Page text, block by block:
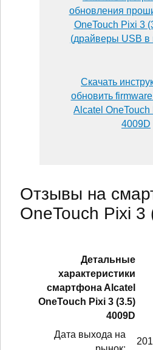
обновления
OneTouch Pixi 3
(драйверы USB в
Скачать
обновить
Alcatel OneTouch
4009D
Отзывы на
OneTouch Pixi 3
Детальные
характеристики
смартфонa Alcatel
OneTouch Pixi 3 (3.5)
4009D
Дата выхода на